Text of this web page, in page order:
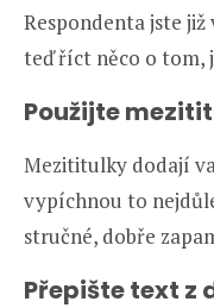
Respondenta jste
teď říct něco o tom,
Použijte
Mezititulky dodají
vypíchnou to
stručné, dobře
Přepište text z